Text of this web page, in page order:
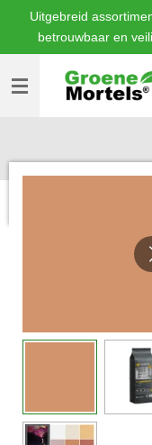
direct
de
hoofdinhoud
Uitgebreid
betrouwbaar en